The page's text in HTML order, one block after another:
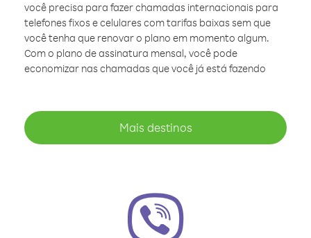
você precisa para fazer chamadas internacionais para
telefones fixos e celulares com tarifas baixas sem que
você tenha que renovar o plano em momento algum.
Com o plano de assinatura mensal, você pode
economizar nas chamadas que você já está fazendo
Mais destinos